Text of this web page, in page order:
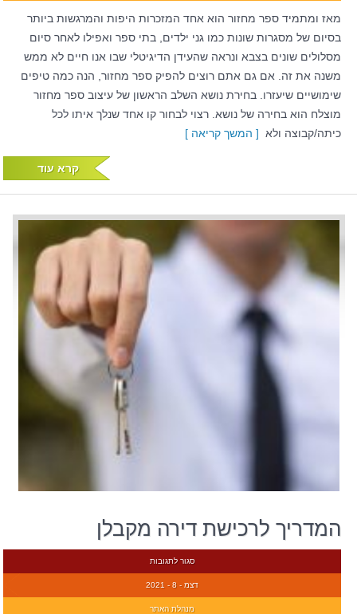
מאז ומתמיד ספר מחזור הוא אחד המזכרות היפות והמרגשות ביותר
בסיום של מסגרות שונות כמו גני ילדים, בתי ספר ואפילו לאחר סיום
מסלולים שונים בצבא ונראה שהעידן הדיגיטלי שבו אנו חיים לא ממש
משנה את זה. אם גם אתם רוצים להפיק ספר מחזור, הנה כמה טיפים
שימושיים שיעזרו. בחירת נושא השלב הראשון של עיצוב ספר מחזור
מוצלח הוא בחירה של נושא. רצוי לבחור קו אחד שנלך איתו לכל
כיתה/קבוצה ולא [ המשך קריאה ]
קרא עוד
המדריך לרכישת דירה מקבלן
סגור לתגובות
דצמ - 8 - 2021
מנהלת האתר